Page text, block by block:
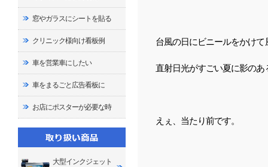
台風の日にビニールをかけ
直射日光がすごい夏に影の
えぇ、当たり前です。
窓やガラスにシートを貼る
クリニック様向け看板例
車を営業車にしたい
車をまるごと広告看板に
お店にポスターが必要な時
大型インクジェット